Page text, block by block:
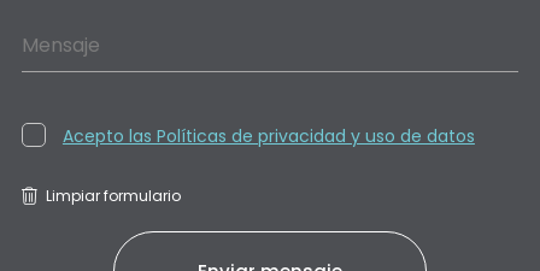
Mensaje
Acepto las Políticas de privacidad y uso de datos
Limpiar formulario